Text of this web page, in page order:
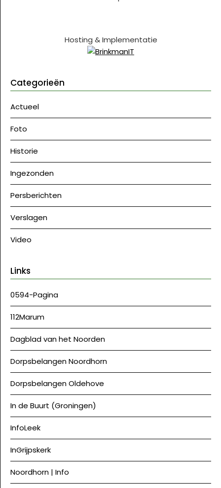
Hosting & Implementatie
Categorieën
Actueel
Foto
Historie
Ingezonden
Persberichten
Verslagen
Video
Links
0594-Pagina
112Marum
Dagblad van het Noorden
Dorpsbelangen Noordhorn
Dorpsbelangen Oldehove
In de Buurt (Groningen)
InfoLeek
InGrijpskerk
Noordhorn | Info